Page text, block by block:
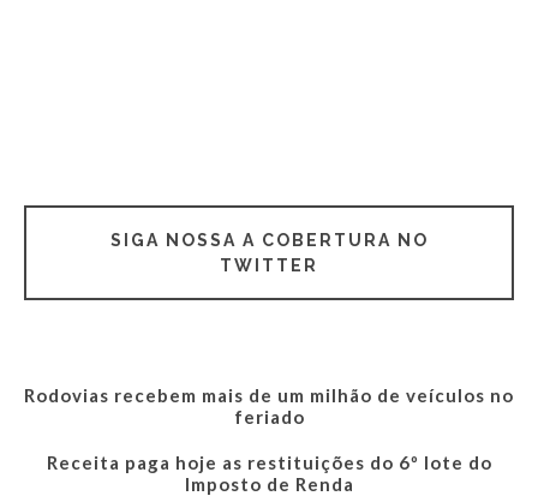
SIGA NOSSA A COBERTURA NO
TWITTER
Rodovias recebem mais de um milhão de veículos no
feriado
Receita paga hoje as restituições do 6º lote do
Imposto de Renda